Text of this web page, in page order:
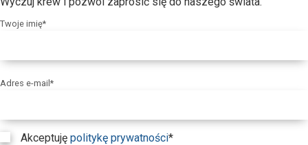
Twoje imię*
Adres e-mail*
Akceptuję politykę prywatności*